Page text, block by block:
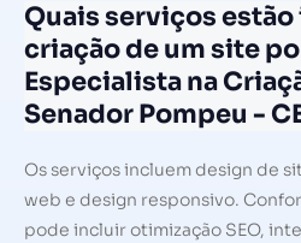
Quais serviços
criação de um site
Especialista na
Senador Pompeu -
Os serviços incluem design de
web e design responsivo.
pode incluir otimização SEO,